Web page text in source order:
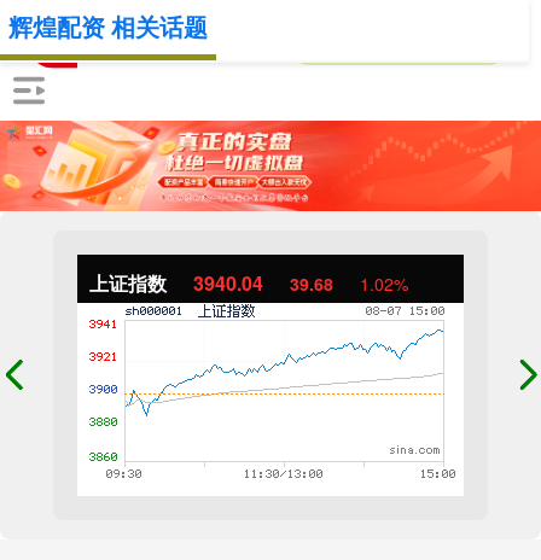
上证指数 3940.04 39.68 1.02%
辉煌配资 相关话题